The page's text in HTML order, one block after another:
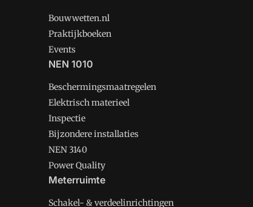
Bouwwetten.nl
Praktijkboeken
Events
NEN 1010
Beschermingsmaatregelen
Elektrisch materieel
Inspectie
Bijzondere installaties
NEN 3140
Power Quality
Meterruimte
Schakel- & verdeelinrichtingen